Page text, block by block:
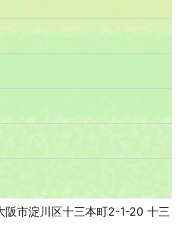
市淀川区十三本町2-1-20 十三